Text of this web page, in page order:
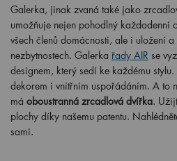
Galerka, jinak zvaná také jako
umožňuje nejen pohodlný každodenní
všech členů domácnosti, ale i uložení a
nezbytnostech. Galerka řady AIR se
designem, který sedí ke každému
dekorem i vnitřním uspořádáním. A to
má oboustranná zrcadlová dvířka.
plochy díky našemu patentu.
sami.